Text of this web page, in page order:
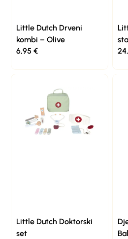
Little Dutch Drveni
kombi – Olive
6,95€
Little Dutch Doktorski
set